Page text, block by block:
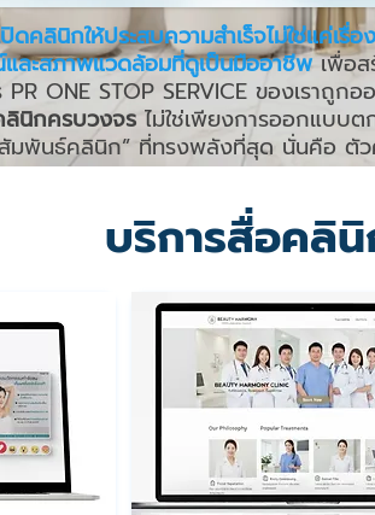
คลินิกให้ประสบความสำเร็จไม่ใช่แค่เ
ละสภาพแวดล้อมที่ดูเป็นมืออาชีพเพื่อส
PR ONE STOP SERVICE ของเราถู
ลินิกครบวงจร ไม่ใช่เพียงการออกแบบ
สัมพันธ์คลินิก” ที่ทรงพลังที่สุด นั่นคือ ตั
บริการสื่อคลิ